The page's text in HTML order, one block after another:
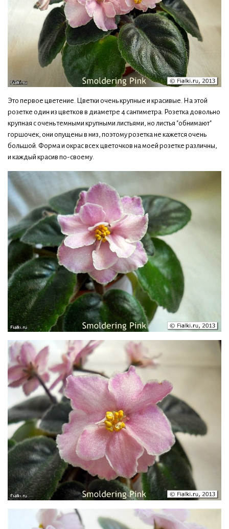
Это первое цветение. Цветки очень крупные и красивые. На этой
розетке один из цветков в диаметре 4 сантиметра. Розетка довольно
крупная с очень темными крупными листьями, но листья "обнимают"
горшочек, они опущены в низ, поэтому розетка не кажется очень
большой. Форма и окрас всех цветочков на моей розетке различны,
и каждый красив по-своему.